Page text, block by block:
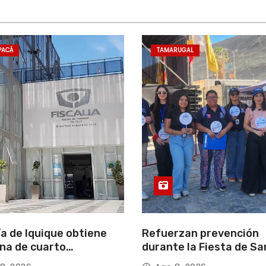
de Iquique obtiene
de cuarto
en violento
TAMARUGAL
Refuerzan prevención
durante la Fiesta de
Lorenzo